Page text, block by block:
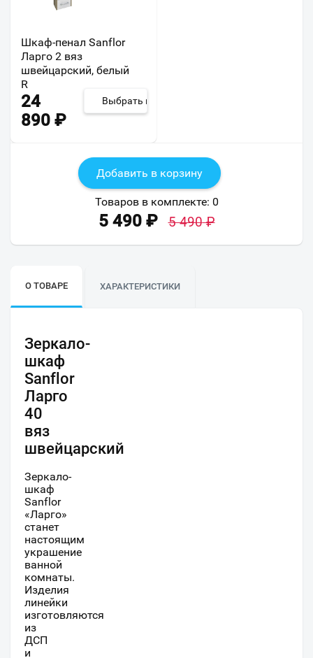
Шкаф-пенал Sanflor
Ларго 2 вяз
швейцарский, белый
R
24
890 ₽
Выбрать из 8
Добавить в корзину
Товаров в комплекте: 0
5 490₽ 5 490₽
О ТОВАРЕ ХАРАКТЕРИСТИКИ
Зеркало-
шкаф
Sanflor
Ларго
40
вяз
швейцарский
Зеркало-
шкаф
Sanflor
«Ларго»
станет
настоящим
украшение
ванной
комнаты.
Изделия
линейки
изготовляются
из
ДСП
и